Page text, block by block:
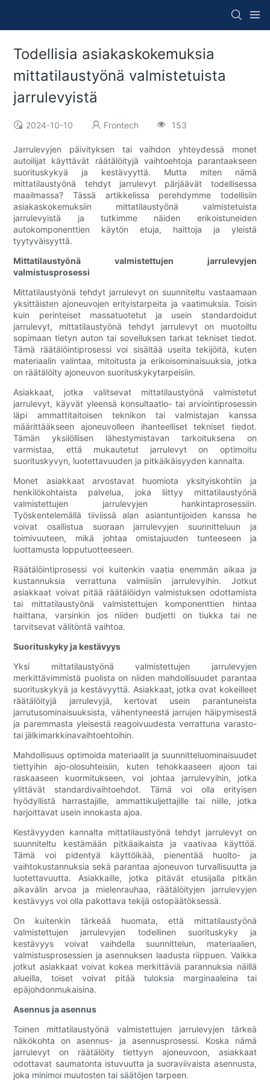
Todellisia asiakaskokemuksia
mittatilaustyönä valmistetuista
jarrulevyistä
2024-10-10 Frontech 153
Jarrulevyjen päivityksen tai vaihdon yhteydessä monet
autoilijat käyttävät räätälöityjä vaihtoehtoja parantaakseen
suorituskykyä ja kestävyyttä. Mutta miten nämä
mittatilaustyönä tehdyt jarrulevyt pärjäävät todellisessa
maailmassa? Tässä artikkelissa perehdymme todellisiin
asiakaskokemuksiin mittatilaustyönä valmistetuista
jarrulevyistä ja tutkimme näiden erikoistuneiden
autokomponenttien käytön etuja, haittoja ja yleistä
tyytyväisyyttä.
Mittatilaustyönä valmistettujen jarrulevyjen
valmistusprosessi
Mittatilaustyönä tehdyt jarrulevyt on suunniteltu vastaamaan
yksittäisten ajoneuvojen erityistarpeita ja vaatimuksia. Toisin
kuin perinteiset massatuotetut ja usein standardoidut
jarrulevyt, mittatilaustyönä tehdyt jarrulevyt on muotoiltu
sopimaan tietyn auton tai sovelluksen tarkat tekniset tiedot.
Tämä räätälöintiprosessi voi sisältää useita tekijöitä, kuten
materiaalin valintaa, mitoitusta ja erikoisominaisuuksia, jotka
on räätälöity ajoneuvon suorituskykytarpeisiin.
Asiakkaat, jotka valitsevat mittatilaustyönä valmistetut
jarrulevyt, käyvät yleensä konsultaatio- tai arviointiprosessin
läpi ammattitaitoisen teknikon tai valmistajan kanssa
määrittääkseen ajoneuvolleen ihanteelliset tekniset tiedot.
Tämän yksilöllisen lähestymistavan tarkoituksena on
varmistaa, että mukautetut jarrulevyt on optimoitu
suorituskyvyn, luotettavuuden ja pitkäikäisyyden kannalta.
Monet asiakkaat arvostavat huomiota yksityiskohtiin ja
henkilökohtaista palvelua, joka liittyy mittatilaustyönä
valmistettujen jarrulevyjen hankintaprosessiin.
Työskentelemällä tiiviissä alan asiantuntijoiden kanssa he
voivat osallistua suoraan jarrulevyjen suunnitteluun ja
toimivuuteen, mikä johtaa omistajuuden tunteeseen ja
luottamusta lopputuotteeseen.
Räätälöintiprosessi voi kuitenkin vaatia enemmän aikaa ja
kustannuksia verrattuna valmiisiin jarrulevyihin. Jotkut
asiakkaat voivat pitää räätälöidyn valmistuksen odottamista
tai mittatilaustyönä valmistettujen komponenttien hintaa
haittana, varsinkin jos niiden budjetti on tiukka tai ne
tarvitsevat välitöntä vaihtoa.
Suorituskyky ja kestävyys
Yksi mittatilaustyönä valmistettujen jarrulevyjen
merkittävimmistä puolista on niiden mahdollisuudet parantaa
suorituskykyä ja kestävyyttä. Asiakkaat, jotka ovat kokeilleet
räätälöityjä jarrulevyjä, kertovat usein parantuneista
jarrutusominaisuuksista, vähentyneestä jarrujen häipymisestä
ja paremmasta yleisestä reagoivuudesta verrattuna varasto-
tai jälkimarkkinavaihtoehtoihin.
Mahdollisuus optimoida materiaalit ja suunnitteluominaisuudet
tiettyihin ajo-olosuhteisiin, kuten tehokkaaseen ajoon tai
raskaaseen kuormitukseen, voi johtaa jarrulevyihin, jotka
ylittävät standardivaihtoehdot. Tämä voi olla erityisen
hyödyllistä harrastajille, ammattikuljettajille tai niille, jotka
harjoittavat usein innokasta ajoa.
Kestävyyden kannalta mittatilaustyönä tehdyt jarrulevyt on
suunniteltu kestämään pitkäaikaista ja vaativaa käyttöä.
Tämä voi pidentyä käyttöikää, pienentää huolto- ja
vaihtokustannuksia sekä parantaa ajoneuvon turvallisuutta ja
luotettavuutta. Asiakkaille, jotka pitävät etusijalla pitkän
aikavälin arvoa ja mielenrauhaa, räätälöityjen jarrulevyjen
kestävyys voi olla pakottava tekijä ostopäätöksessä.
On kuitenkin tärkeää huomata, että mittatilaustyönä
valmistettujen jarrulevyjen todellinen suorituskyky ja
kestävyys voivat vaihdella suunnittelun, materiaalien,
valmistusprosessien ja asennuksen laadusta riippuen. Vaikka
jotkut asiakkaat voivat kokea merkittäviä parannuksia näillä
alueilla, toiset voivat pitää tuloksia marginaaleina tai
epäjohdonmukaisina.
Asennus ja asennus
Toinen mittatilaustyönä valmistettujen jarrulevyjen tärkeä
näkökohta on asennus- ja asennusprosessi. Koska nämä
jarrulevyt on räätälöity tiettyyn ajoneuvoon, asiakkaat
odottavat saumatonta istuvuutta ja suoraviivaista asennusta,
joka minimoi muutosten tai säätöjen tarpeen.